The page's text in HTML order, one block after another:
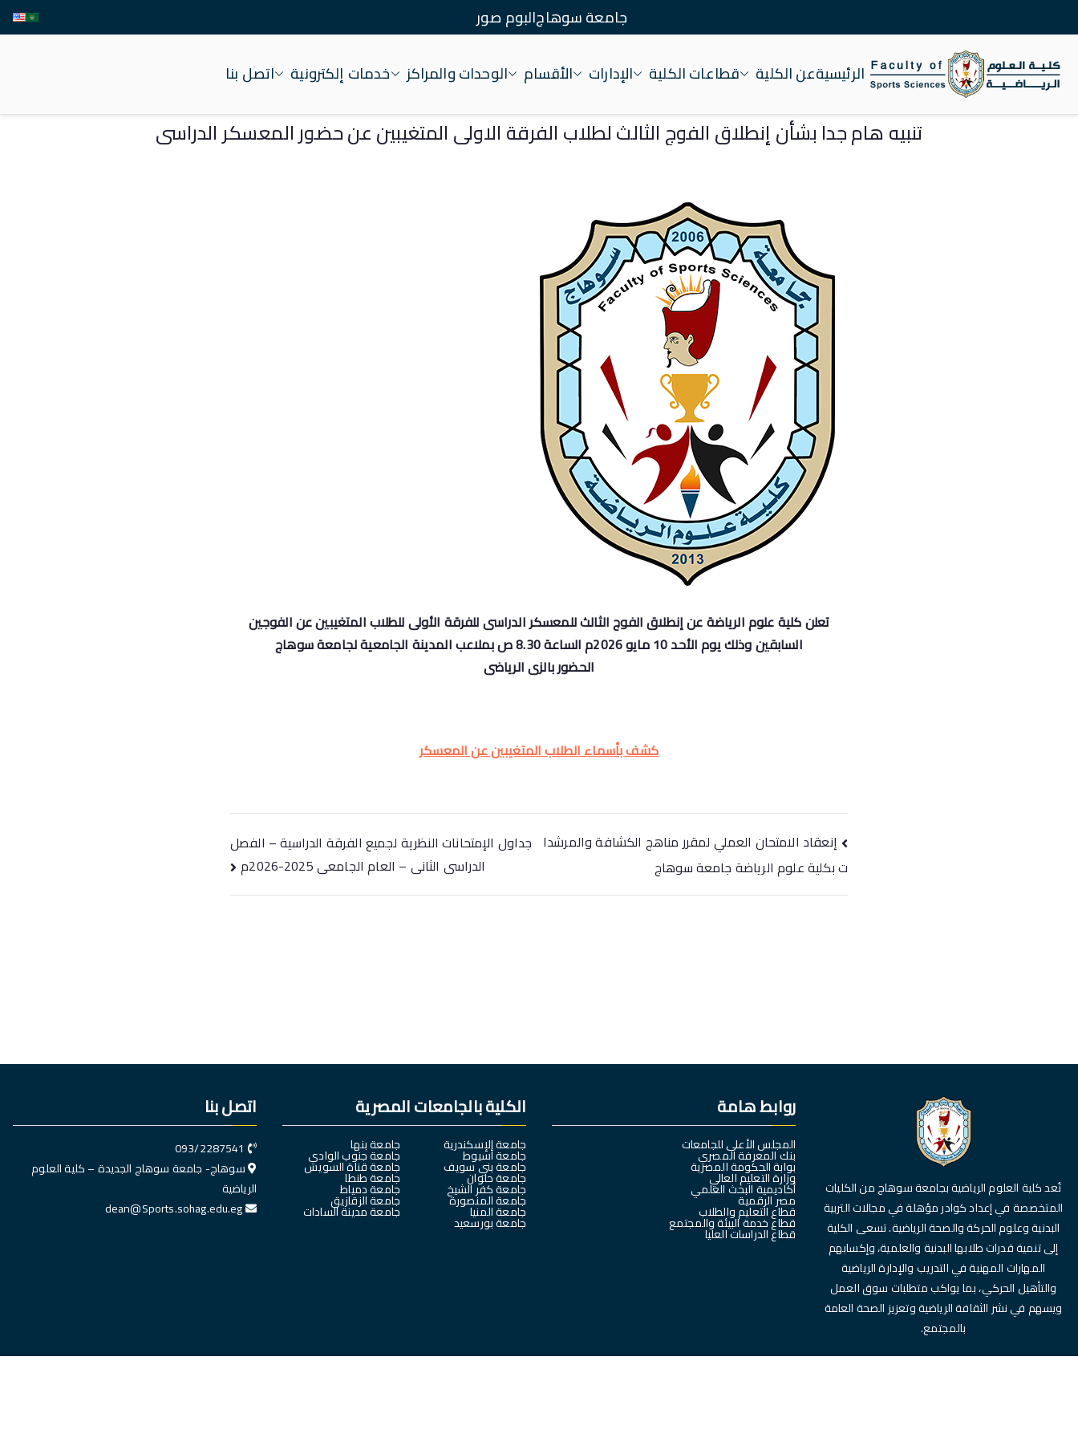
جامعة سوهاجالبوم صور
الرئيسيةعن الكلية قطاعات الكلية الإدارات الأقسام الوحدات والمراكز خدمات إلكترونية اتصل بنا
تنبيه هام جدا بشأن إنطلاق الفوج الثالث لطلاب الفرقة الاولى المتغيبين عن حضور المعسكر الدراسى
تعلن كلية علوم الرياضة عن إنطلاق الفوج الثالث للمعسكر الدراسى للفرقة الأولى للطلاب المتغيبين عن الفوجين
السابقين وذلك يوم الأحد 10 مايو 2026م الساعة 8.30 ص بملاعب المدينة الجامعية لجامعة سوهاج
الحضور بالزى الرياضى
كشف بأسماء الطلاب المتغيبين عن المعسكر
إنعقاد الامتحان العملي لمقرر مناهج الكشافة والمرشدا
ت بكلية علوم الرياضة جامعة سوهاج
جداول الإمتحانات النظرية لجميع الفرقة الدراسية – الفصل
الدراسى الثانى – العام الجامعى 2025-2026م
تُعد كلية العلوم الرياضية بجامعة سوهاج من الكليات
المتخصصة في إعداد كوادر مؤهلة في مجالات التربية
البدنية وعلوم الحركة والصحة الرياضية. تسعى الكلية
إلى تنمية قدرات طلابها البدنية والعلمية، وإكسابهم
المهارات المهنية في التدريب والإدارة الرياضية
والتأهيل الحركي، بما يواكب متطلبات سوق العمل
ويسهم في نشر الثقافة الرياضية وتعزيز الصحة العامة
بالمجتمع.
روابط هامة
المجلس الأعلى للجامعات
بنك المعرفة المصري
بوابة الحكومة المصرية
وزارة التعليم العالي
أكاديمية البحث العلمي
مصر الرقمية
قطاع التعليم والطلاب
قطاع خدمة البيئة والمجتمع
قطاع الدراسات العليا
الكلية بالجامعات المصرية
جامعة الإسكندرية
جامعة أسيوط
جامعة بني سويف
جامعة حلوان
جامعة كفر الشيخ
جامعة المنصورة
جامعة المنيا
جامعة بورسعيد
جامعة بنها
جامعة جنوب الوادي
جامعة قناة السويس
جامعة طنطا
جامعة دمياط
جامعة الزقازيق
جامعة مدينة السادات
اتصل بنا
093/2287541
سوهاج- جامعة سوهاج الجديدة – كلية العلوم
الرياضية